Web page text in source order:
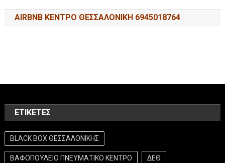
AIRBNB ΚΕΝΤΡΟ ΘΕΣΣΑΛΟΝΙΚΗ 6945018764
ΕΤΙΚΈΤΕΣ
BLACK BOX ΘΕΣΣΑΛΟΝΙΚΗΣ
ΒΑΦΟΠΟΥΛΕΙΟ ΠΝΕΥΜΑΤΙΚΟ ΚΕΝΤΡΟ ΔΕΘ